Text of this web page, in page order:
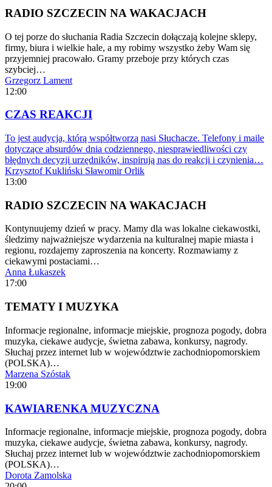
RADIO SZCZECIN NA WAKACJACH
O tej porze do słuchania Radia Szczecin dołączają kolejne sklepy,
firmy, biura i wielkie hale, a my robimy wszystko żeby Wam się
przyjemniej pracowało. Gramy przeboje przy których czas
szybciej…
Grzegorz Lament
12:00
CZAS REAKCJI
To jest audycja, którą współtworzą nasi Słuchacze. Telefony i maile
dotyczące absurdów dnia codziennego, niesprawiedliwości czy
błędnych decyzji urzędników, inspirują nas do reakcji i czynienia…
Krzysztof Kukliński Sławomir Orlik
13:00
RADIO SZCZECIN NA WAKACJACH
Kontynuujemy dzień w pracy. Mamy dla was lokalne ciekawostki,
śledzimy najważniejsze wydarzenia na kulturalnej mapie miasta i
regionu, rozdajemy zaproszenia na koncerty. Rozmawiamy z
ciekawymi postaciami…
Anna Łukaszek
17:00
TEMATY I MUZYKA
Informacje regionalne, informacje miejskie, prognoza pogody, dobra
muzyka, ciekawe audycje, świetna zabawa, konkursy, nagrody.
Słuchaj przez internet lub w województwie zachodniopomorskiem
(POLSKA)…
Marzena Szóstak
19:00
KAWIARENKA MUZYCZNA
Informacje regionalne, informacje miejskie, prognoza pogody, dobra
muzyka, ciekawe audycje, świetna zabawa, konkursy, nagrody.
Słuchaj przez internet lub w województwie zachodniopomorskiem
(POLSKA)…
Dorota Zamolska